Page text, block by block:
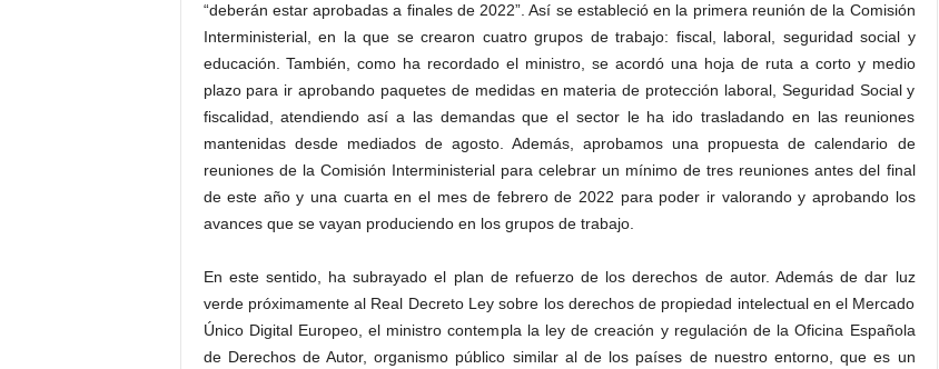
“deberán estar aprobadas a finales de 2022”. Así se estableció en la primera reunión de la Comisión
Interministerial, en la que se crearon cuatro grupos de trabajo: fiscal, laboral, seguridad social y
educación. También, como ha recordado el ministro, se acordó una hoja de ruta a corto y medio
plazo para ir aprobando paquetes de medidas en materia de protección laboral, Seguridad Social y
fiscalidad, atendiendo así a las demandas que el sector le ha ido trasladando en las reuniones
mantenidas desde mediados de agosto. Además, aprobamos una propuesta de calendario de
reuniones de la Comisión Interministerial para celebrar un mínimo de tres reuniones antes del final
de este año y una cuarta en el mes de febrero de 2022 para poder ir valorando y aprobando los
avances que se vayan produciendo en los grupos de trabajo.
En este sentido, ha subrayado el plan de refuerzo de los derechos de autor. Además de dar luz
verde próximamente al Real Decreto Ley sobre los derechos de propiedad intelectual en el Mercado
Único Digital Europeo, el ministro contempla la ley de creación y regulación de la Oficina Española
de Derechos de Autor, organismo público similar al de los países de nuestro entorno, que es un